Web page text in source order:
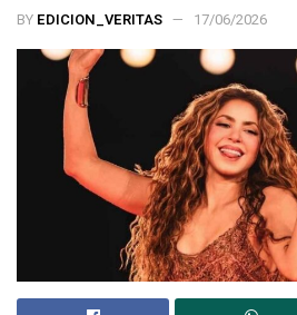
BY EDICION_VERITAS 17/06/2026